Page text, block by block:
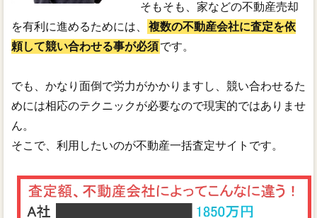
そもそも、家などの不動産売却
を有利に進めるためには、
複数の不動産会社に査定を依
頼して競い合わせる事が必須です。
でも、かなり面倒で労力がかかりますし、競い合わせるた
めには相応のテクニックが必要なので現実的ではありませ
ん。
そこで、利用したいのが不動産一括査定サイトです。